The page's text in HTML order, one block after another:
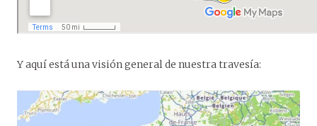
Y aquí está una visión general de nuestra travesía: